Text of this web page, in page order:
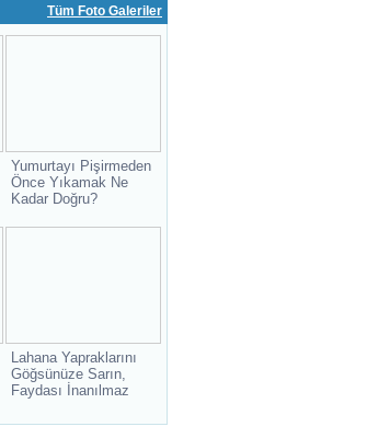
Tüm Foto Galeriler
Yumurtayı Pişirmeden
Önce Yıkamak Ne
Kadar Doğru?
Lahana Yapraklarını
Göğsünüze Sarın,
Faydası İnanılmaz